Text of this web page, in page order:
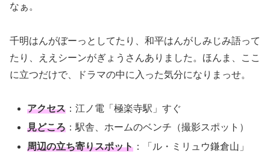
なぁ。
千明はんがぼーっとしてたり、和平はんがしみじみ語って
たり、ええシーンがぎょうさんありました。ほんま、ここ
に立つだけで、ドラマの中に入った気分になりまっせ。
アクセス ：江ノ電「極楽寺駅」すぐ
見どころ ：駅舎、ホームのベンチ（撮影スポット）
周辺の立ち寄りスポット ：「ル・ミリュウ鎌倉山」